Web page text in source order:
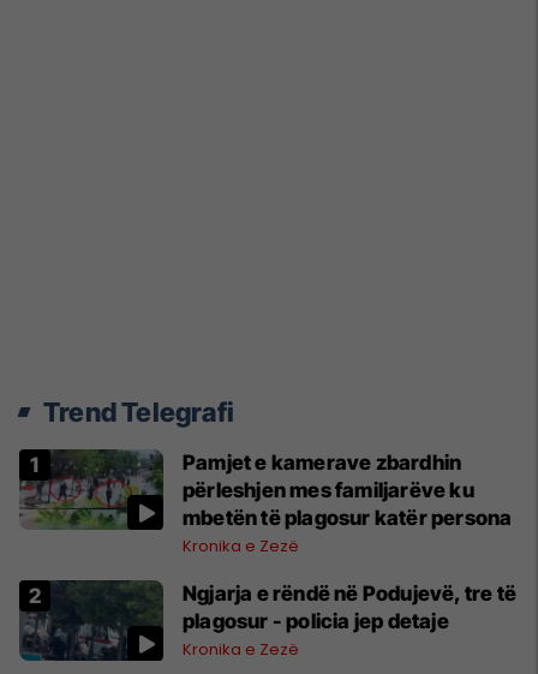
Trend Telegrafi
Pamjet e kamerave zbardhin
përleshjen mes familjarëve ku
mbetën të plagosur katër persona
Kronika e Zezë
Ngjarja e rëndë në Podujevë, tre të
plagosur - policia jep detaje
Kronika e Zezë